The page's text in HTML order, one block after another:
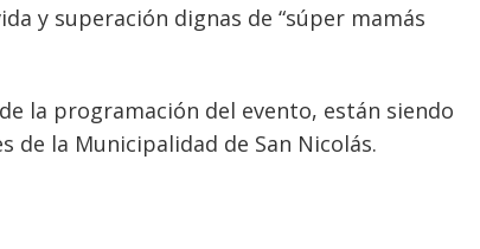
y superación dignas de “súper mamás
la programación del evento, están siendo
de la Municipalidad de San Nicolás.